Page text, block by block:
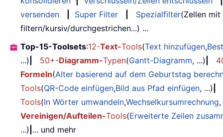
versenden
Super Filter Spezialfilter(Zellen
filtern/kursiv/durchgestrichen...) ...
Top-15-Toolsets:12-Text-Tools(Text hinzufügen,
...)
50+-Diagramm-Typen(Gantt-Diagramm, ...)
Formeln(Alter basierend auf dem Geburtstag
Tools(QR-Code einfügen,Bild aus Pfad einfügen, ...)
Tools(In Wörter umwandeln,Wechselkursumrechnung
Vereinigen/Aufteilen-Tools(Erweiterte Zeilen
...) ... und mehr